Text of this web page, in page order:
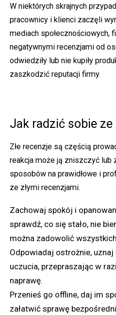
W niektórych skrajnych
pracownicy i klienci zaczęli
mediach społecznościowych,
negatywnymi recenzjami od
odwiedziły lub nie kupiły
zaszkodzić reputacji firmy.
Jak radzić sobie ze
Złe recenzje są częścią
reakcja może ją zniszczyć lub
sposobów na prawidłowe i
ze złymi recenzjami.
Zachowaj spokój i
sprawdź, co się stało, nie
można zadowolić
Odpowiadaj ostrożnie,
uczucia, przepraszając w
naprawę.
Przenieś go offline, daj im
załatwić sprawę